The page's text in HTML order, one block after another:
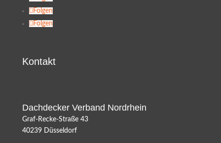
Folgen
Folgen
Kontakt
Dachdecker Verband Nordrhein
Graf-Recke-Straße 43
40239 Düsseldorf